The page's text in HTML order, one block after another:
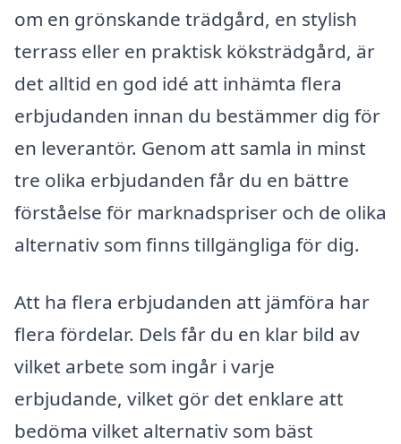
om en grönskande trädgård, en stylish
terrass eller en praktisk köksträdgård, är
det alltid en god idé att inhämta flera
erbjudanden innan du bestämmer dig för
en leverantör. Genom att samla in minst
tre olika erbjudanden får du en bättre
förståelse för marknadspriser och de olika
alternativ som finns tillgängliga för dig.
Att ha flera erbjudanden att jämföra har
flera fördelar. Dels får du en klar bild av
vilket arbete som ingår i varje
erbjudande, vilket gör det enklare att
bedöma vilket alternativ som bäst